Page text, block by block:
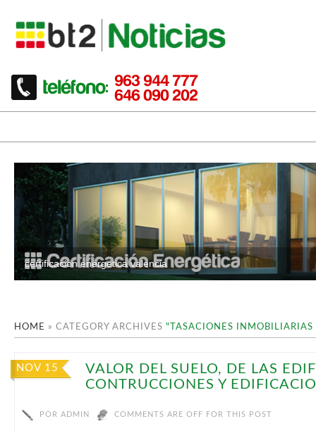
certificacion energetica valencia
HOME » CATEGORY ARCHIVES "TASACIONES INMOBILIARIAS
NOV 15
VALOR DEL SUELO, DE LAS
CONTRUCCIONES Y
POR ADMIN COMMENTS ARE OFF FOR THIS POST